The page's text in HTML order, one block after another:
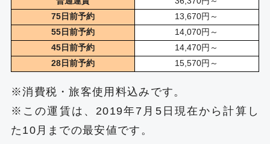
75日前予約
13,670円～
55日前予約
14,070円～
45日前予約
14,470円～
28日前予約
15,570円～
※消費税・旅客使用料込みです。
※この運賃は、2019年7月5日現在から計算し
た10月までの最安値です。